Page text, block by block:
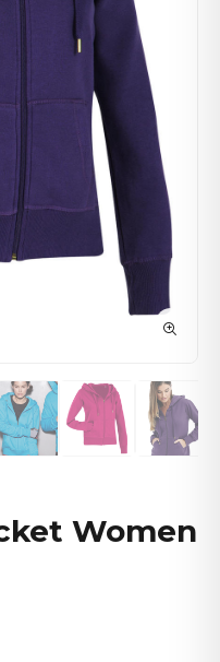
Women